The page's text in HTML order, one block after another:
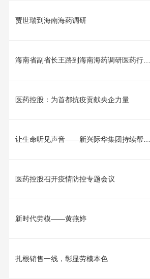
贾世瑞到海南海药调研
医药控股：为首都抗疫贡献央企力量
让生命听见声音——新兴际华集团持续帮扶听障患者，为助残事业贡献力量
医药控股召开疫情防控专题会议
新时代劳模——黄燕婷
扎根销售一线，彰显劳模本色